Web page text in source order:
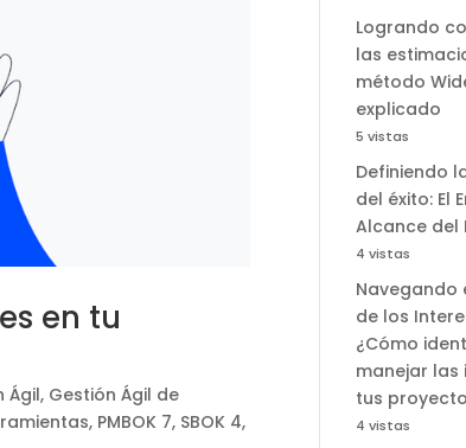
en tu
Ágil, Gestión Ágil de
, PMBOK 7, SBOK 4,
Logrando
las
método
explicado
5 vistas
Definiendo
del éxito: El
Alcance del
4 vistas
Navegando
de los
¿Cómo
manejar las
tus
4 vistas